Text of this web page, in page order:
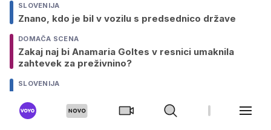
SLOVENIJA
Znano, kdo je bil v vozilu s predsednico države
DOMAČA SCENA
Zakaj naj bi Anamaria Goltes v resnici umaknila
zahtevek za preživnino?
SLOVENIJA
županski stolček